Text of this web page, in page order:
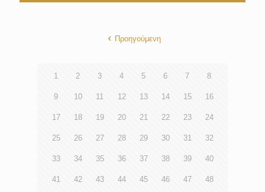
Προηγούμενη
1 2 3 4 5 6 7 8
9 10 11 12 13 14 15 16
17 18 19 20 21 22 23 24
25 26 27 28 29 30 31 32
33 34 35 36 37 38 39 40
41 42 43 44 45 46 47 48